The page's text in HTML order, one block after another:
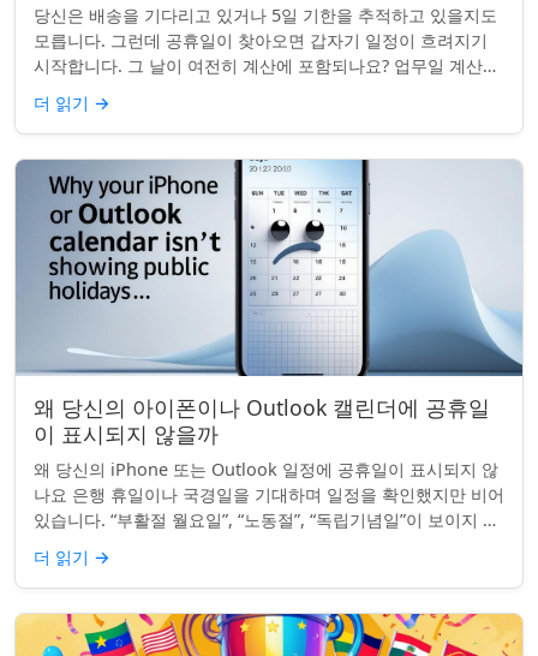
당신은 배송을 기다리고 있거나 5일 기한을 추적하고 있을지도
모릅니다. 그런데 공휴일이 찾아오면 갑자기 일정이 흐려지기
시작합니다. 그 날이 여전히 계산에 포함되나요? 업무일 계산을
할 때 공휴일은 생각보다 더 중요...
더 읽기 →
왜 당신의 아이폰이나 Outlook 캘린더에 공휴일
이 표시되지 않을까
왜 당신의 iPhone 또는 Outlook 일정에 공휴일이 표시되지 않
나요 은행 휴일이나 국경일을 기대하며 일정을 확인했지만 비어
있습니다. “부활절 월요일”, “노동절”, “독립기념일”이 보이지 않
네요. iPhon...
더 읽기 →